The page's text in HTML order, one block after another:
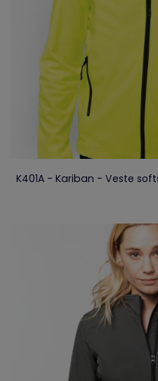
K401A - Kariban - Veste